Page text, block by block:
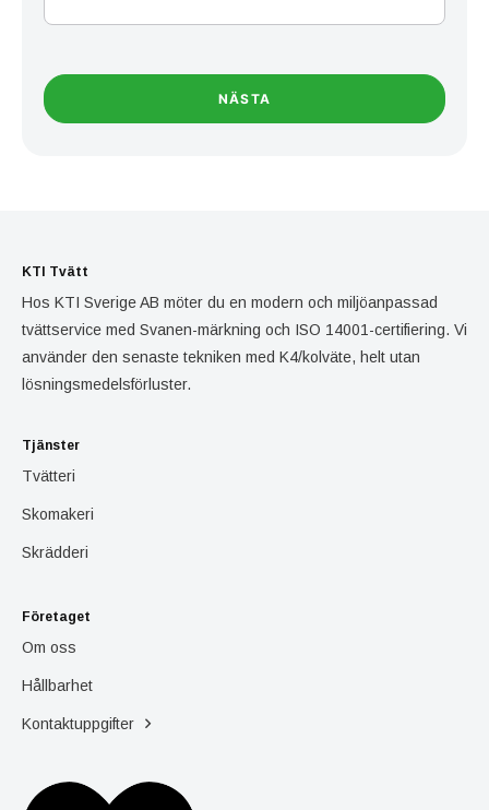
NÄSTA
KTI Tvätt
Hos KTI Sverige AB möter du en modern och miljöanpassad
tvättservice med Svanen-märkning och ISO 14001-certifiering. Vi
använder den senaste tekniken med K4/kolväte, helt utan
lösningsmedelsförluster.
Tjänster
Tvätteri
Skomakeri
Skrädderi
Företaget
Om oss
Hållbarhet
Kontaktuppgifter